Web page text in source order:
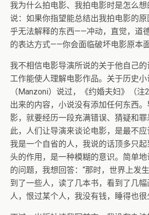
我为什么拍电影、我拍电影时是怎么
说：如果你指望能总结出我拍电影的
乎无法解释的东西——冲动，直觉，道
的表达方式——你会面临破坏电影原本
我不相信电影导演所说的关于他自己
工作能使人理解电影作品。关于历史
（Manzoni）说过，《约婚夫妇》（
出来的内容，小说没有添加任何东西
影，就要经历一段充满错误、猜疑和
此，人们让导演来谈论电影，是最不应
我是一个自省的人，我说的话顶多只
头的作用，是一种模糊的意识。简单
的问题，我想回答：“那时，世界上发
到了一些人，读了几本书，看到了几
人，恨过某个人，我没有钱，睡得也很